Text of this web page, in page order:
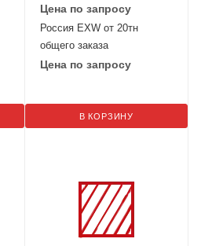
Цена по запросу
Россия EXW от 20тн
общего заказа
Цена по запросу
В КОРЗИНУ